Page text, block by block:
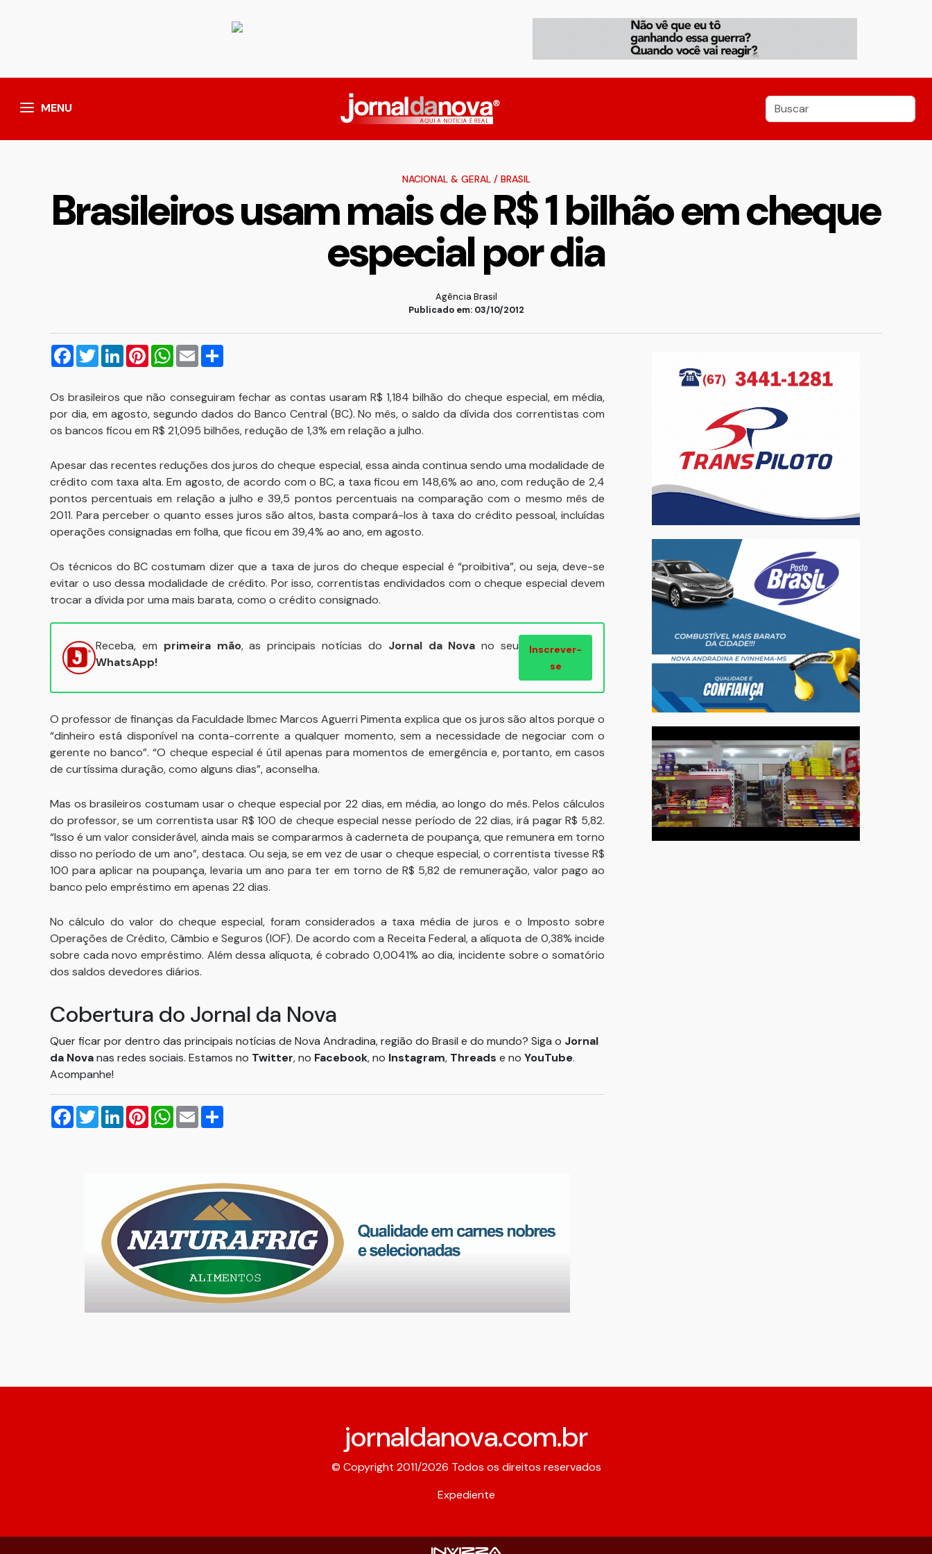
MENU
NACIONAL & GERAL/ BRASIL
Brasileiros usam mais de R$ 1 bilhão em cheque
especial por dia
Agência Brasil
Publicado em: 03/10/2012
Facebook
TwitterLinkedInPinterestWhatsApp
Email
Os brasileiros que não conseguiram fechar as contas usaram R$ 1,184 bilhão do cheque especial, em média,
por dia, em agosto, segundo dados do Banco Central (BC). No mês, o saldo da dívida dos correntistas com
os bancos ficou em R$ 21,095 bilhões, redução de 1,3% em relação a julho.
Apesar das recentes reduções dos juros do cheque especial, essa ainda continua sendo uma modalidade de
crédito com taxa alta. Em agosto, de acordo com o BC, a taxa ficou em 148,6% ao ano, com redução de 2,4
pontos percentuais em relação a julho e 39,5 pontos percentuais na comparação com o mesmo mês de
2011. Para perceber o quanto esses juros são altos, basta compará-los à taxa do crédito pessoal, incluídas
operações consignadas em folha, que ficou em 39,4% ao ano, em agosto.
Os técnicos do BC costumam dizer que a taxa de juros do cheque especial é “proibitiva”, ou seja, deve-se
evitar o uso dessa modalidade de crédito. Por isso, correntistas endividados com o cheque especial devem
trocar a dívida por uma mais barata, como o crédito consignado.
Receba, em primeira mão, as principais notícias do Jornal da Nova no seu
WhatsApp!
Inscrever-
se
O professor de finanças da Faculdade Ibmec Marcos Aguerri Pimenta explica que os juros são altos porque o
“dinheiro está disponível na conta-corrente a qualquer momento, sem a necessidade de negociar com o
gerente no banco”. “O cheque especial é útil apenas para momentos de emergência e, portanto, em casos
de curtíssima duração, como alguns dias”, aconselha.
Mas os brasileiros costumam usar o cheque especial por 22 dias, em média, ao longo do mês. Pelos cálculos
do professor, se um correntista usar R$ 100 de cheque especial nesse período de 22 dias, irá pagar R$ 5,82.
“Isso é um valor considerável, ainda mais se compararmos à caderneta de poupança, que remunera em torno
disso no período de um ano”, destaca. Ou seja, se em vez de usar o cheque especial, o correntista tivesse R$
100 para aplicar na poupança, levaria um ano para ter em torno de R$ 5,82 de remuneração, valor pago ao
banco pelo empréstimo em apenas 22 dias.
No cálculo do valor do cheque especial, foram considerados a taxa média de juros e o Imposto sobre
Operações de Crédito, Câmbio e Seguros (IOF). De acordo com a Receita Federal, a alíquota de 0,38% incide
sobre cada novo empréstimo. Além dessa alíquota, é cobrado 0,0041% ao dia, incidente sobre o somatório
dos saldos devedores diários.
Cobertura do Jornal da Nova
Quer ficar por dentro das principais notícias de Nova Andradina, região do Brasil e do mundo? Siga o Jornal
da Novanas redes sociais. Estamos no Twitter, no Facebook, no Instagram, Threads e no YouTube.
Acompanhe!
Facebook
TwitterLinkedInPinterestWhatsApp
Email
jornaldanova.com.br
© Copyright 2011/2026 Todos os direitos reservados
Expediente